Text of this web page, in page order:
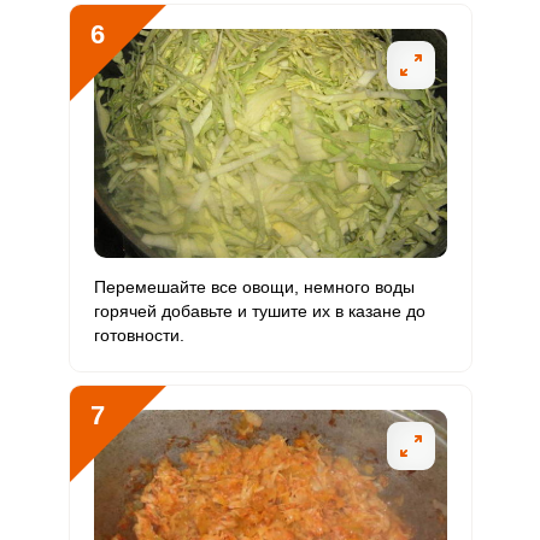
6
Перемешайте все овощи, немного воды
горячей добавьте и тушите их в казане до
готовности.
7